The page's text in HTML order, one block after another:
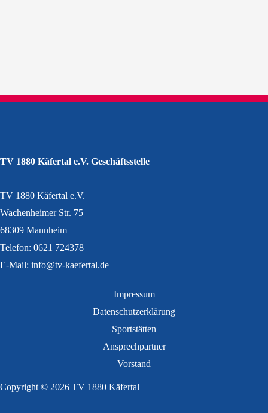
TV 1880 Käfertal e.V. Geschäftsstelle
TV 1880 Käfertal e.V.
Wachenheimer Str. 75
68309 Mannheim
Telefon: 0621 724378
E-Mail: info@tv-kaefertal.de
Impressum
Datenschutzerklärung
Sportstätten
Ansprechpartner
Vorstand
Copyright © 2026 TV 1880 Käfertal